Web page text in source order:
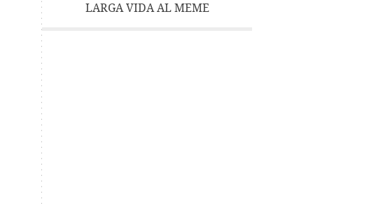
LARGA VIDA AL MEME